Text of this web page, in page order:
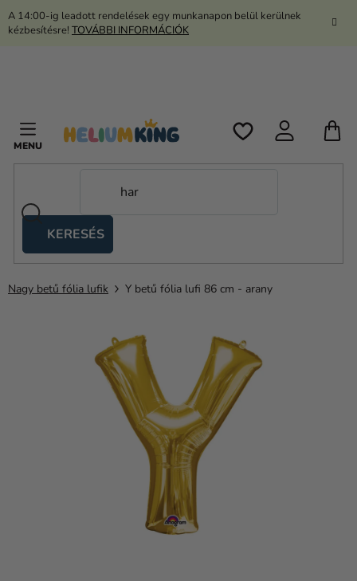
Ugrás
A 14:00-ig leadott rendelések egy munkanapon belül kerülnek
kézbesítésre! TOVÁBBI INFORMÁCIÓK
KERESÉS
sátrak
Kanekalon
Nagy betű fólia lufik Y betű fólia lufi 86 cm - arany